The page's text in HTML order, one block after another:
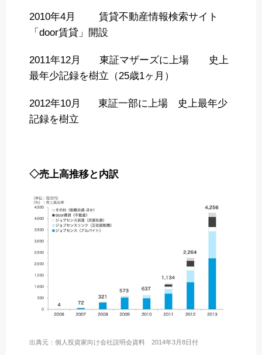
2010年4月 賃貸不動産情報検索サイト
「door賃貸」開設
2011年12月 東証マザーズに上場 史上
最年少記録を樹立（25歳1ヶ月）
2012年10月 東証一部に上場 史上最年少
記録を樹立
◇売上高推移と内訳
出典元：個人投資家向け会社説明会資料 2014年3月8日付